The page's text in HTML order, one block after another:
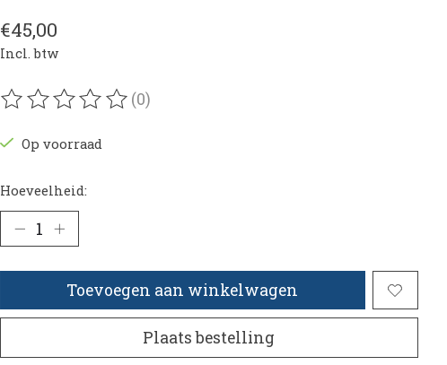
€45,00
Incl. btw
De beoordeling van dit product is
(0)
Op voorraad
Hoeveelheid:
Toevoegen aan winkelwagen
Plaats bestelling